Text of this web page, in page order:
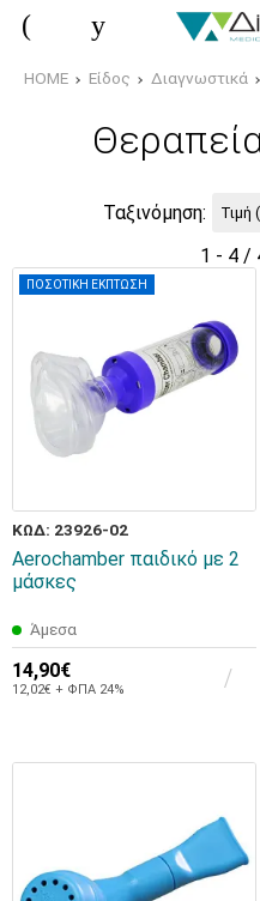
HOME Είδος Διαγνωστικά
Ταξινόμηση:
1 - 4 /
ΠΟΣΟΤΙΚΗ ΕΚΠΤΩΣΗ
ΚΩΔ: 23926-02
Aerochamber παιδικό με 2
μάσκες
Άμεσα
14,90€
12,02€ + ΦΠΑ 24%